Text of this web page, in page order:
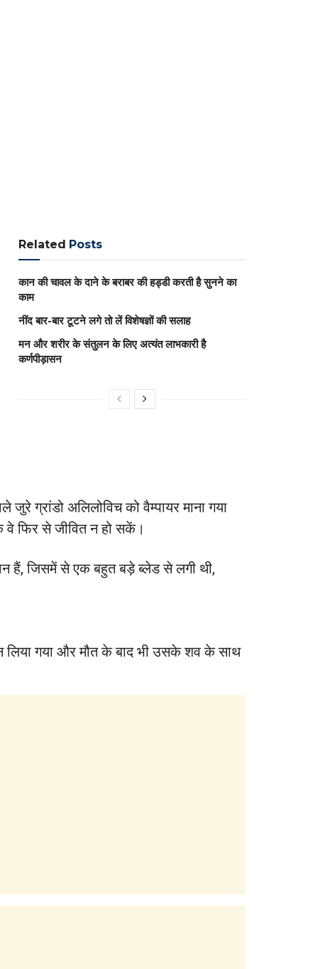
Related Posts
कान की चावल के दाने के बराबर की हड्डी करती है सुनने का
काम
नींद बार-बार टूटने लगे तो लें विशेषज्ञों की सलाह
मन और शरीर के संतुलन के लिए अत्यंत लाभकारी है
कर्णपीड़ासन
ग्रांडो अलिलोविच को वैम्पायर माना गया
वे फिर से जीवित न हो सकें।
हैं, जिसमें से एक बहुत बड़े ब्लेड से लगी थी,
लिया गया और मौत के बाद भी उसके शव के साथ